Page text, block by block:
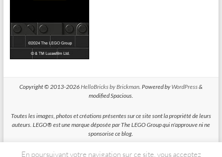
Copyright © 2013-2026HelloBricks by Brickman. Powered by WordPress&
modified Spacious.
Toutes les images, photos et créations présentes sur ce site sont la propriété de leurs
auteurs. LEGO® est une marque déposée par The LEGO Group qui n'approuve ni ne
sponsorise ce blog.
HelloBricks participe au Programme Partenaires d'Amazon EU, un programme
En poursuivant votre navigation sur ce site, vous acceptez